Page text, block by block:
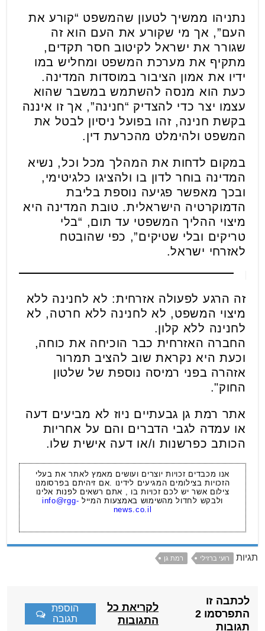
נתניהו ממשיך לטעון שהמשפט “קורע את
העם”, אך מי שקורע את העם הוא זה
שגורר את ישראל לקיטוב חסר תקדים,
מתקיף את מערכת המשפט ומחליש במו
ידיו את אמון הציבור במוסדות המדינה.
כעת הוא מנסה להשתמש במשבר שהוא
עצמו יצר כדי להצדיק “חנינה”, אך זו איננה
בקשת חנינה, זהו בפועל ניסיון לבטל את
המשפט ולהימלט מהכרעת דין.
במקום לדחות את המהלך מכל וכל, נשיא
המדינה בוחר לדון בו ולהציגו כלגיטימי,
ובכך מאפשר פגיעה נוספת בליבת
הדמוקרטיה הישראלית. טובת המדינה היא
מיצוי ההליך המשפטי עד תום, “בלי
טריקים ובלי שטיקים”, כפי שהובטח
לאזרחי ישראל.
זה הרגע לפעולה אזרחית: לא לחנינה ללא
מיצוי המשפט, לא לחנינה ללא חרטה, לא
לחנינה ללא קלון.
החברה האזרחית כבר הוכיחה את כוחה,
וכעת היא נקראת שוב להציב תמרור
אזהרה בפני רמיסה נוספת של שלטון
החוק".
אתר רמת גן גבעתיים ניוז לא מביעים דעה
או עמדה לגבי הדברים והם על אחריות
הכותב כפרשנות ו/או דעה אישית שלו.
אנו מכבדים זכויות יוצרים ועושים מאמץ לאתר את בעלי
הזכויות בצילומים המגיעים לידינו .אם זיהיתם בפרסומנו
צילום אשר יש לכם זכויות בו , אתם רשאים לפנות אלינו
ולבקש לחדול מהשימוש באמצעות המייל info@rgg-
news.co.il
תגיות רועי ברזילי רמת גן
לכתבה זו
התפרסמו 2
תגובות
לקריאת כל
התגובות
הוספת
תגובה